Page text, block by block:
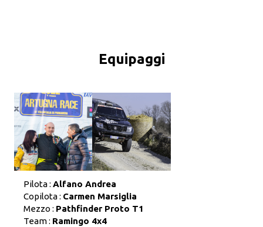
Equipaggi
Pilota : Alfano Andrea
Copilota : Carmen Marsiglia
Mezzo : Pathfinder Proto T1
Team : Ramingo 4x4